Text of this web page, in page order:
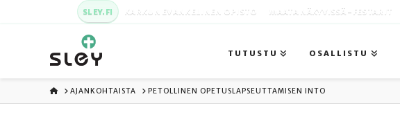
SLEY.FI KARKUN EVANKELINEN OPISTO MAATA NÄKYVISSÄ -FESTARIT
TUTUSTU OSALLISTU
ETUSIVU
AJANKOHTAISTA PETOLLINEN OPETUSLAPSEUTTAMISEN INTO